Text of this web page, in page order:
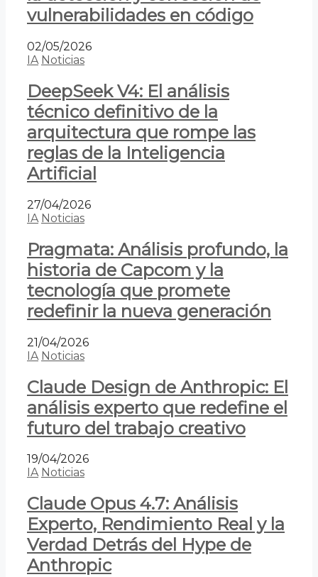
vulnerabilidades en código
02/05/2026
IA Noticias
DeepSeek V4: El análisis
técnico definitivo de la
arquitectura que rompe las
reglas de la Inteligencia
Artificial
27/04/2026
IA Noticias
Pragmata: Análisis profundo, la
historia de Capcom y la
tecnología que promete
redefinir la nueva generación
21/04/2026
IA Noticias
Claude Design de Anthropic: El
análisis experto que redefine el
futuro del trabajo creativo
19/04/2026
IA Noticias
Claude Opus 4.7: Análisis
Experto, Rendimiento Real y la
Verdad Detrás del Hype de
Anthropic